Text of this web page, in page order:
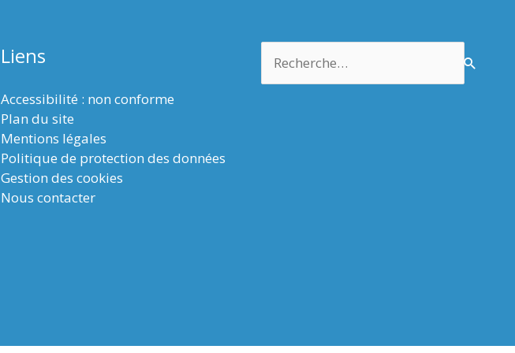
Liens
Accessibilité : non conforme
Plan du site
Mentions légales
Politique de protection des données
Gestion des cookies
Nous contacter